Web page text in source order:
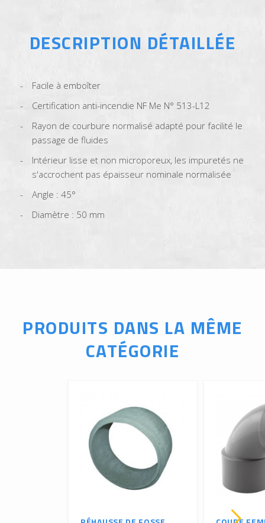
DESCRIPTION DÉTAILLÉE
Facile à emboîter
Certification anti-incendie NF Me N° 513-L12
Rayon de courbure normalisé adapté pour facilité le
passage de fluides
Intérieur lisse et non microporeux, les impuretés ne
s'accrochent pas épaisseur nominale normalisée
Angle : 45°
Diamètre : 50 mm
PRODUITS DANS LA MÊME
CATÉGORIE